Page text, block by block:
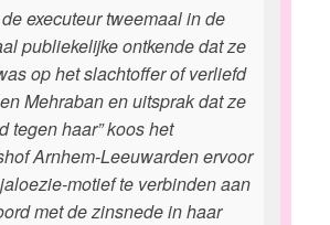
executeur tweemaal in de
publiekelijke ontkende dat ze
op het slachtoffer of verliefd
Mehraban en uitsprak dat ze
tegen haar” koos het
Arnhem-Leeuwarden ervoor
motief te verbinden aan
met de zinsnede in haar